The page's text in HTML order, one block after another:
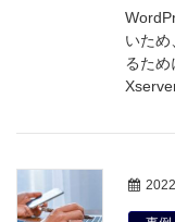
いた
るた